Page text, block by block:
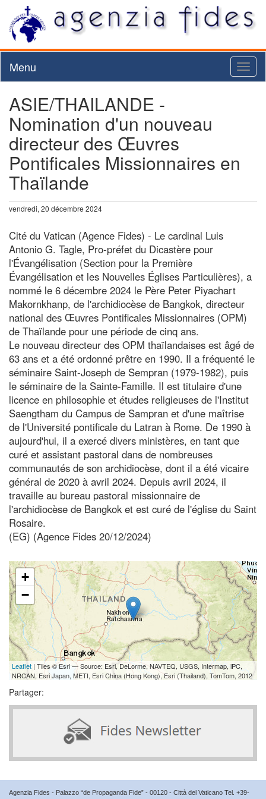
Menu
ASIE/THAILANDE -
Nomination d'un nouveau
directeur des Œuvres
Pontificales Missionnaires en
Thaïlande
vendredi, 20 décembre 2024
Cité du Vatican (Agence Fides) - Le cardinal Luis
Antonio G. Tagle, Pro-préfet du Dicastère pour
l'Évangélisation (Section pour la Première
Évangélisation et les Nouvelles Églises Particulières), a
nommé le 6 décembre 2024 le Père Peter Piyachart
Makornkhanp, de l'archidiocèse de Bangkok, directeur
national des Œuvres Pontificales Missionnaires (OPM)
de Thaïlande pour une période de cinq ans.
Le nouveau directeur des OPM thaïlandaises est âgé de
63 ans et a été ordonné prêtre en 1990. Il a fréquenté le
séminaire Saint-Joseph de Sempran (1979-1982), puis
le séminaire de la Sainte-Famille. Il est titulaire d'une
licence en philosophie et études religieuses de l'Institut
Saengtham du Campus de Sampran et d'une maîtrise
de l'Université pontificale du Latran à Rome. De 1990 à
aujourd'hui, il a exercé divers ministères, en tant que
curé et assistant pastoral dans de nombreuses
communautés de son archidiocèse, dont il a été vicaire
général de 2020 à avril 2024. Depuis avril 2024, il
travaille au bureau pastoral missionnaire de
l'archidiocèse de Bangkok et est curé de l'église du Saint
Rosaire.
(EG) (Agence Fides 20/12/2024)
+
−
Leaflet | Tiles © Esri — Source: Esri, DeLorme, NAVTEQ, USGS, Intermap, iPC,
NRCAN, Esri Japan, METI, Esri China (Hong Kong), Esri (Thailand), TomTom, 2012
Partager:
Agenzia Fides - Palazzo “de Propaganda Fide” - 00120 - Città del Vaticano Tel. +39-